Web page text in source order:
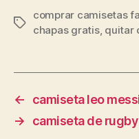
Etiquetas
comprar camisetas
chapas gratis, quitar
←
camiseta leo
→
camiseta de